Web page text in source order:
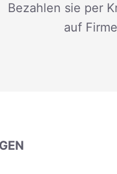
Bezahlen sie per
auf